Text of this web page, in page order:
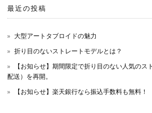
最近の投稿
大型アートタブロイドの魅力
折り目のないストレートモデルとは？
【お知らせ】期間限定で折り目のない人気のス
配送）を再開。
【お知らせ】楽天銀行なら振込手数料も無料！